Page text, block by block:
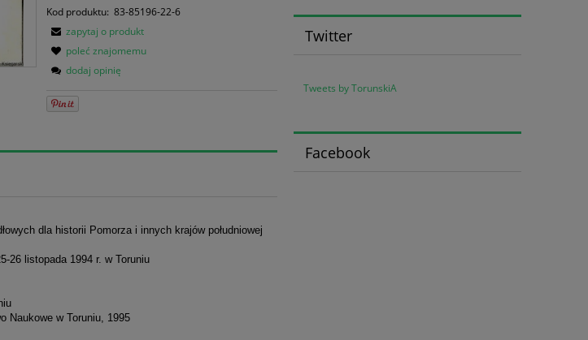
Kod produktu: 83-85196-22-6
zapytaj o produkt
poleć znajomemu
dodaj opinię
dla historii Pomorza i innych krajów południowej
26 listopada 1994 r. w Toruniu
Naukowe w Toruniu, 1995
Twitter
Tweets by TorunskiA
Facebook